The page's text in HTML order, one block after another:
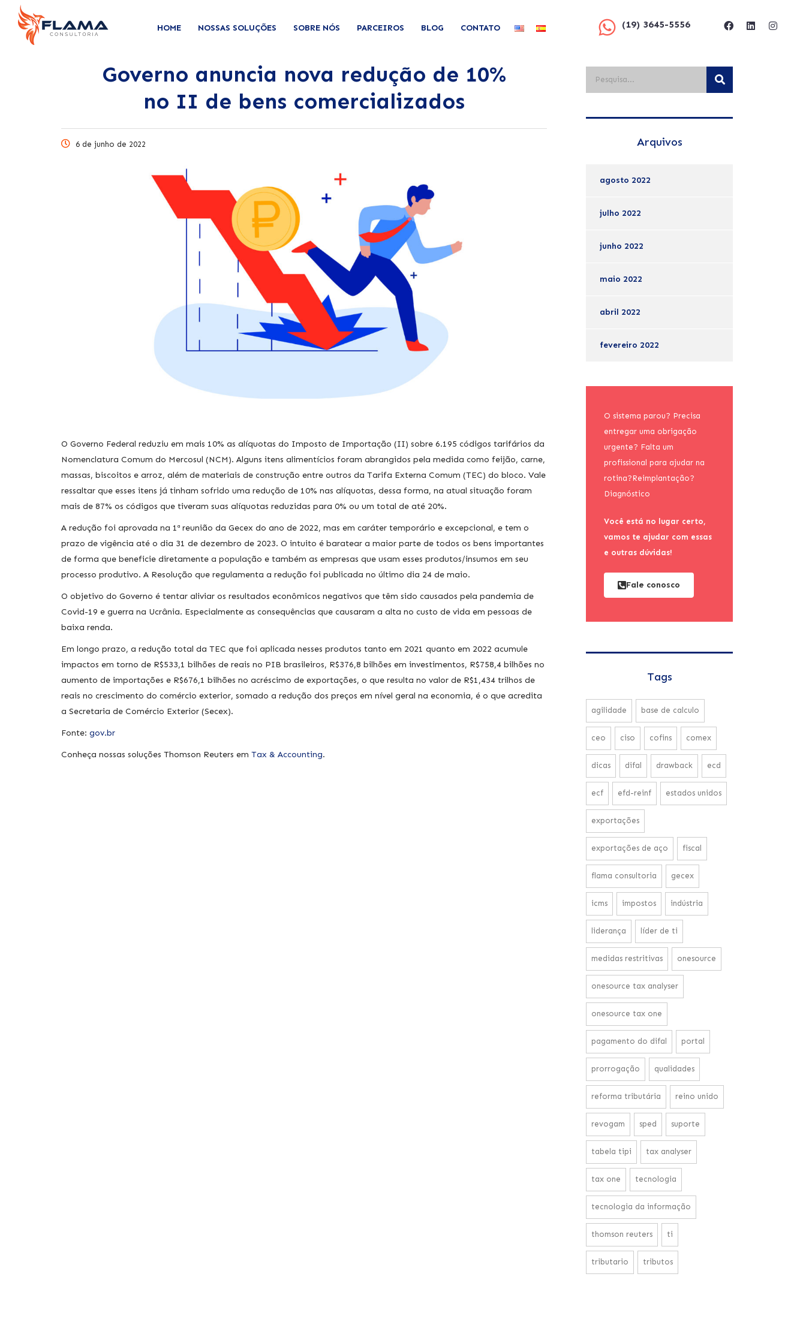
HOME NOSSAS SOLUÇÕES SOBRE NÓS PARCEIROS BLOG CONTATO (19) 3645-5556
Governo anuncia nova redução de 10%
no II de bens comercializados
6 de junho de 2022
O Governo Federal reduziu em mais 10% as alíquotas do Imposto de Importação (II) sobre 6.195 códigos tarifários da
Nomenclatura Comum do Mercosul (NCM). Alguns itens alimentícios foram abrangidos pela medida como feijão, carne,
massas, biscoitos e arroz, além de materiais de construção entre outros da Tarifa Externa Comum (TEC) do bloco. Vale
ressaltar que esses itens já tinham sofrido uma redução de 10% nas alíquotas, dessa forma, na atual situação foram
mais de 87% os códigos que tiveram suas alíquotas reduzidas para 0% ou um total de até 20%.
A redução foi aprovada na 1ª reunião da Gecex do ano de 2022, mas em caráter temporário e excepcional, e tem o
prazo de vigência até o dia 31 de dezembro de 2023. O intuito é baratear a maior parte de todos os bens importantes
de forma que beneficie diretamente a população e também as empresas que usam esses produtos/insumos em seu
processo produtivo. A Resolução que regulamenta a redução foi publicada no último dia 24 de maio.
O objetivo do Governo é tentar aliviar os resultados econômicos negativos que têm sido causados pela pandemia de
Covid-19 e guerra na Ucrânia. Especialmente as consequências que causaram a alta no custo de vida em pessoas de
baixa renda.
Em longo prazo, a redução total da TEC que foi aplicada nesses produtos tanto em 2021 quanto em 2022 acumule
impactos em torno de R$533,1 bilhões de reais no PIB brasileiros, R$376,8 bilhões em investimentos, R$758,4 bilhões no
aumento de importações e R$676,1 bilhões no acréscimo de exportações, o que resulta no valor de R$1,434 trilhos de
reais no crescimento do comércio exterior, somado a redução dos preços em nível geral na economia, é o que acredita
a Secretaria de Comércio Exterior (Secex).
Fonte: gov.br
Conheça nossas soluções Thomson Reuters em Tax & Accounting.
Arquivos
agosto 2022
julho 2022
junho 2022
maio 2022
abril 2022
fevereiro 2022
O sistema parou? Precisa
entregar uma obrigação
urgente? Falta um
profissional para ajudar na
rotina?Reimplantação?
Diagnóstico
Você está no lugar certo,
vamos te ajudar com essas
e outras dúvidas!
Fale conosco
Tags
agilidade base de calculo
ceo ciso cofins comex
dicas difal drawback ecd
ecf efd-reinf estados unidos
exportações
exportações de aço fiscal
flama consultoria gecex
icms impostos indústria
liderança líder de ti
medidas restritivas onesource
onesource tax analyser
onesource tax one
pagamento do difal portal
prorrogação qualidades
reforma tributária reino unido
revogam sped suporte
tabela tipi tax analyser
tax one tecnologia
tecnologia da informação
thomson reuters ti
tributario tributos